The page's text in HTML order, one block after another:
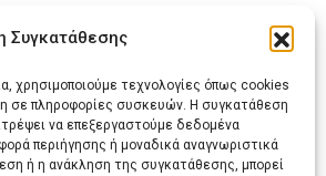
Συγκατάθεσης
χρησιμοποιούμε τεχνολογίες όπως cookies
σε πληροφορίες συσκευών. Η συγκατάθεση
να επεξεργαστούμε δεδομένα
περιήγησης ή μοναδικά αναγνωριστικά
ή η ανάκληση της συγκατάθεσης, μπορεί